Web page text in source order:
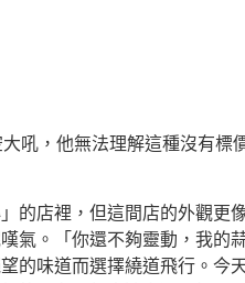
吼，他無法理解這種沒有
的店裡，但這間店的外觀更
氣。「你還不夠靈動，我的
的味道而選擇繞道飛行。今